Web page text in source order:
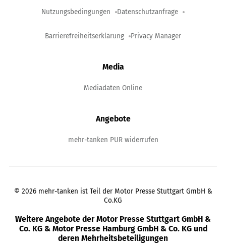
Nutzungsbedingungen Datenschutzanfrage
Barrierefreiheitserklärung Privacy Manager
Media
Mediadaten Online
Angebote
mehr-tanken PUR widerrufen
© 2026 mehr-tanken ist Teil der Motor Presse Stuttgart GmbH &
Co.KG
Weitere Angebote der Motor Presse Stuttgart GmbH &
Co. KG & Motor Presse Hamburg GmbH & Co. KG und
deren Mehrheitsbeteiligungen